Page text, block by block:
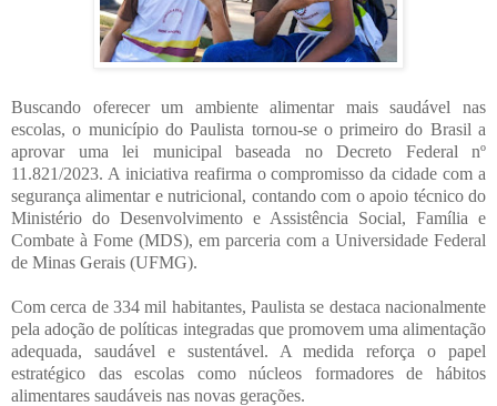
Buscando oferecer um ambiente alimentar mais saudável nas
escolas, o município do Paulista tornou-se o primeiro do Brasil a
aprovar uma lei municipal baseada no Decreto Federal nº
11.821/2023. A iniciativa reafirma o compromisso da cidade com a
segurança alimentar e nutricional, contando com o apoio técnico do
Ministério do Desenvolvimento e Assistência Social, Família e
Combate à Fome (MDS), em parceria com a Universidade Federal
de Minas Gerais (UFMG).
Com cerca de 334 mil habitantes, Paulista se destaca nacionalmente
pela adoção de políticas integradas que promovem uma alimentação
adequada, saudável e sustentável. A medida reforça o papel
estratégico das escolas como núcleos formadores de hábitos
alimentares saudáveis nas novas gerações.